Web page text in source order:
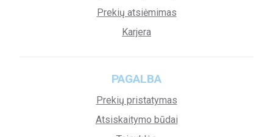
Prekių atsiėmimas
Karjera
PAGALBA
Prekių pristatymas
Atsiskaitymo būdai